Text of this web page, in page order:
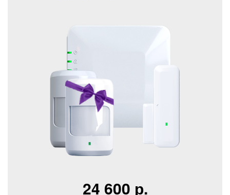
24 600 р.